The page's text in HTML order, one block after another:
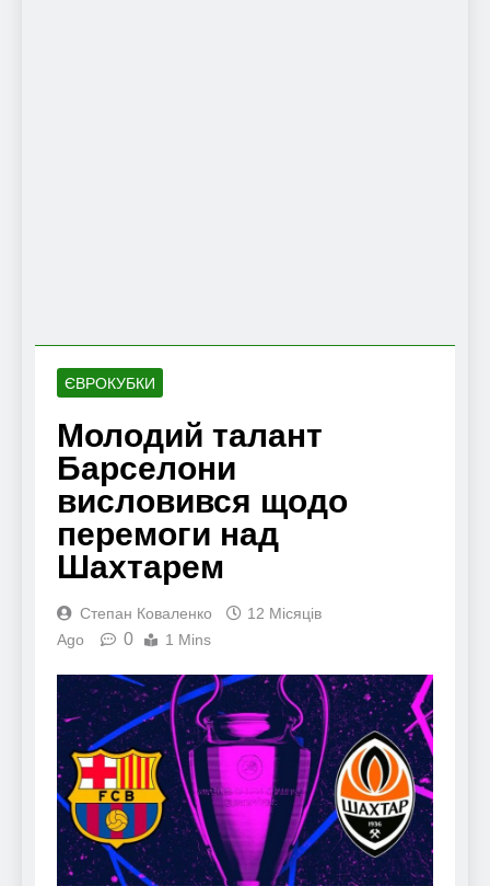
ЄВРОКУБКИ
Молодий талант
Барселони
висловився щодо
перемоги над
Шахтарем
Степан Коваленко
12 Місяців
Ago
0 1 Mins